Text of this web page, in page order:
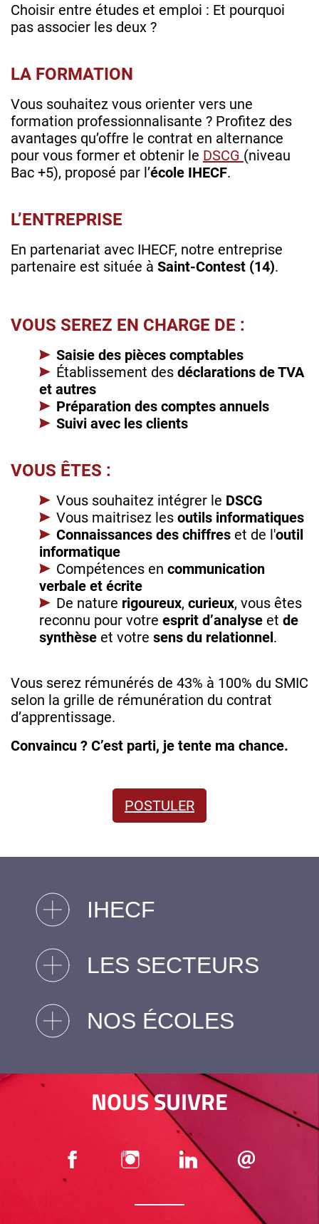
Choisir entre études et emploi : Et pourquoi
pas associer les deux ?
LA FORMATION
Vous souhaitez vous orienter vers une
formation professionnalisante ? Profitez des
avantages qu’offre le contrat en alternance
pour vous former et obtenir le DSCG (niveau
Bac +5), proposé par l’école IHECF.
L’ENTREPRISE
En partenariat avec IHECF, notre entreprise
partenaire est située à Saint-Contest (14).
VOUS SEREZ EN CHARGE DE :
Saisie des pièces comptables
Établissement des déclarations de TVA
et autres
Préparation des comptes annuels
Suivi avec les clients
VOUS ÊTES :
Vous souhaitez intégrer le DSCG
Vous maitrisez les outils informatiques
Connaissances des chiffres et de l'outil
informatique
Compétences en communication
verbale et écrite
De nature rigoureux, curieux, vous êtes
reconnu pour votre esprit d’analyse et de
synthèse et votre sens du relationnel.
Vous serez rémunérés de 43% à 100% du SMIC
selon la grille de rémunération du contrat
d’apprentissage.
Convaincu ? C’est parti, je tente ma chance.
POSTULER
IHECF
LES SECTEURS
NOS ÉCOLES
NOUS SUIVRE